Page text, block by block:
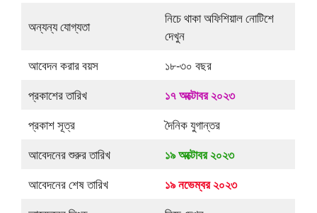
অন্যন্য যোগ্যতা
নিচে থাকা অফিশিয়াল নোটিশে
দেখুন
আবেদন করার বয়স
১৮-৩০ বছর
প্রকাশের তারিখ
১৭ অক্টোবর ২০২৩
প্রকাশ সূত্র
দৈনিক যুগান্তর
আবেদনের শুরুর তারিখ
১৯ অক্টোবর ২০২৩
আবেদনের শেষ তারিখ
১৯ নভেম্বর ২০২৩